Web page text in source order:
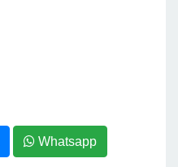
Whatsapp